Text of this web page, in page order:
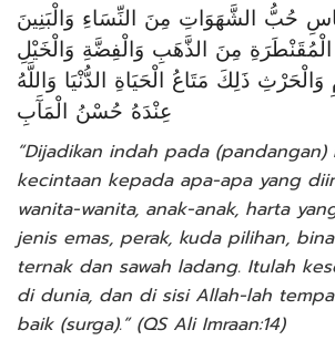
حُبُّ الشَّهَوَاتِ مِنَ النِّسَاءِ وَالْبَنِينَ
الْمُقَنْطَرَةِ مِنَ الذَّهَبِ وَالْفِضَّةِ وَالْخَيْلِ
ذَلِكَ مَتَاعُ الْحَيَاةِ الدُّنْيَا وَاللَّهُ
عِنْدَهُ حُسْنُ الْمَآَبِ
“Dijadikan indah pada (pandangan)
kecintaan kepada apa-apa yang
wanita-wanita, anak-anak, harta
jenis emas, perak, kuda pilihan,
ternak dan sawah ladang. Itulah
di dunia, dan di sisi Allah-lah
baik (surga).” (QS Ali Imraan:14)